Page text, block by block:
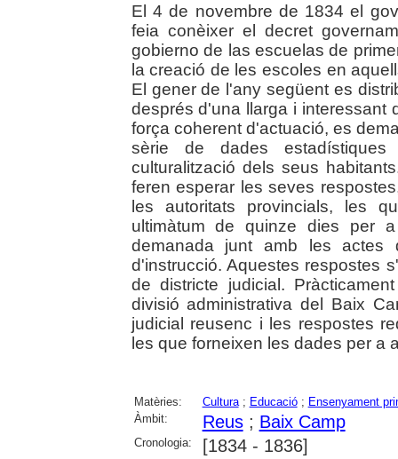
El 4 de novembre de 1834 el
feia conèixer el decret
gobierno de las escuelas de
la creació de les escoles en
El gener de l'any següent es
després d'una llarga i interessant
força coherent d'actuació, es
sèrie de dades
culturalització dels seus
feren esperar les seves
les autoritats provincials, les
ultimàtum de quinze dies per
demanada junt amb les actes
d'instrucció. Aquestes respostes
de districte judicial.
divisió administrativa del Baix
judicial reusenc i les respostes
les que forneixen les dades per a
Matèries: Cultura; Educació; Ensenyament
Àmbit:
Reus; Baix Camp
Cronologia: [1834 - 1836]